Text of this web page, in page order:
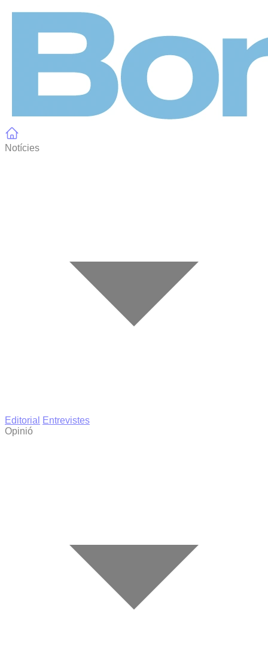
Notícies
Editorial
Entrevistes
Opinió